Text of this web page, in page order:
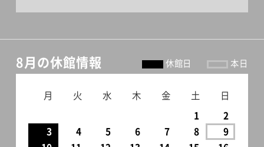
8月の休館情報 休館日 本日
月 火 水 木 金 土 日
1
2
3
4 5 6 7 8
9